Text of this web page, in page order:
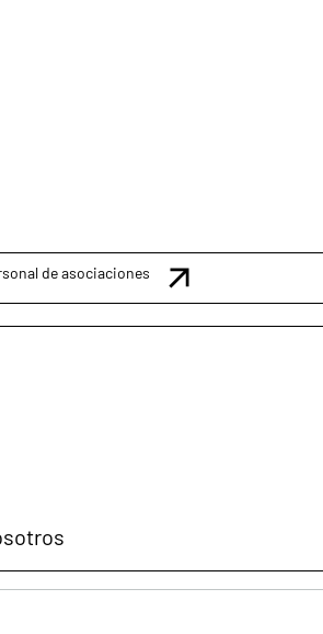
de asociaciones